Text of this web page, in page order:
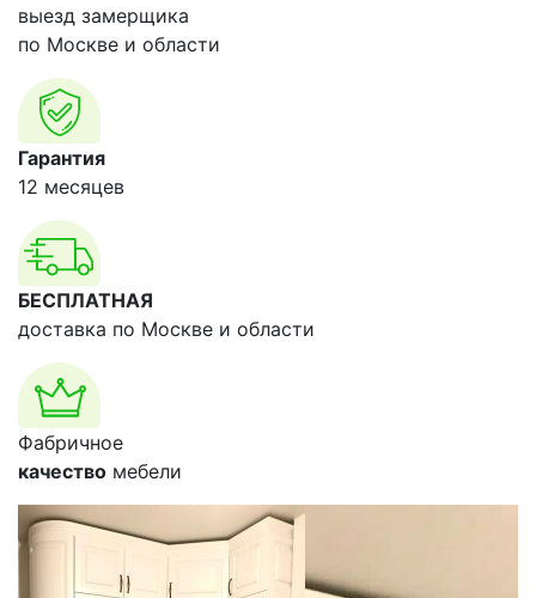
выезд замерщика
по Москве и области
Гарантия
12 месяцев
БЕСПЛАТНАЯ
доставка по Москве и области
Фабричное
качество мебели